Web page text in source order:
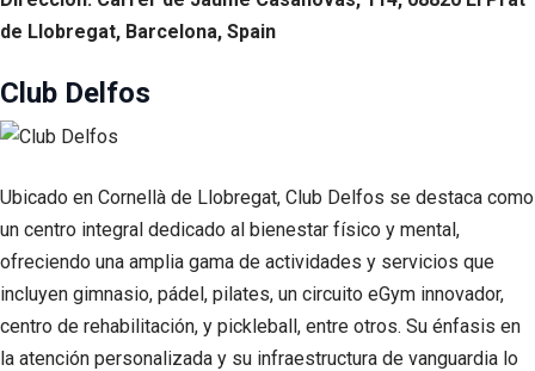
de Llobregat, Barcelona, Spain
Club Delfos
Ubicado en Cornellà de Llobregat, Club Delfos se destaca como
un centro integral dedicado al bienestar físico y mental,
ofreciendo una amplia gama de actividades y servicios que
incluyen gimnasio, pádel, pilates, un circuito eGym innovador,
centro de rehabilitación, y pickleball, entre otros. Su énfasis en
la atención personalizada y su infraestructura de vanguardia lo